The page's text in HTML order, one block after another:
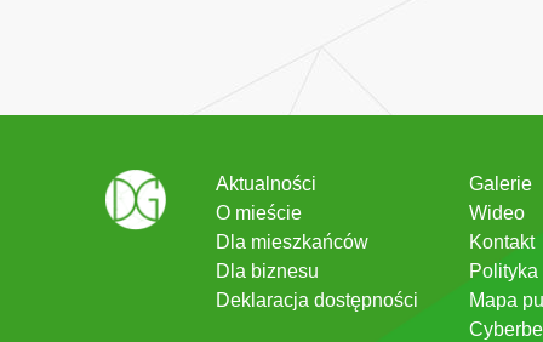
Aktualności
O mieście
Dla mieszkańców
Dla biznesu
Deklaracja dostępności
Galerie
Wideo
Kontakt
Mapa